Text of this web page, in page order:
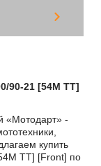
90-21 [54M TT]
«Мотодарт» -
купить
TT] [Front] по